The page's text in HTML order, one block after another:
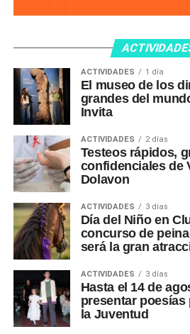
ACTIVIDADES 1 día
El museo de los
grandes del
Invita
ACTIVIDADES 2 días
Testeos rápidos,
confidenciales de
Dolavon
ACTIVIDADES 3 días
Día del Niño en
concurso de
será la gran
ACTIVIDADES 3 días
Hasta el 14 de
presentar
la Juventud